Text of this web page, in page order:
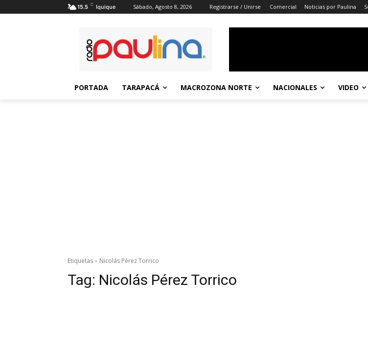
15.5 C Iquique Sábado, Agosto 8, 2026 Registrarse / Unirse Comercial Noticias por Paulina
PORTADA TARAPACÁ MACROZONA NORTE NACIONALES VIDEO
Etiquetas Nicolás Pérez Torrico
Tag: Nicolás Pérez Torrico